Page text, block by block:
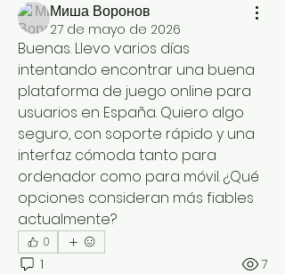
Миша Воронов
27 de mayo de 2026
Buenas. Llevo varios días
intentando encontrar una buena
plataforma de juego online para
usuarios en España. Quiero algo
seguro, con soporte rápido y una
interfaz cómoda tanto para
ordenador como para móvil. ¿Qué
opciones consideran más fiables
actualmente?
0
1 7